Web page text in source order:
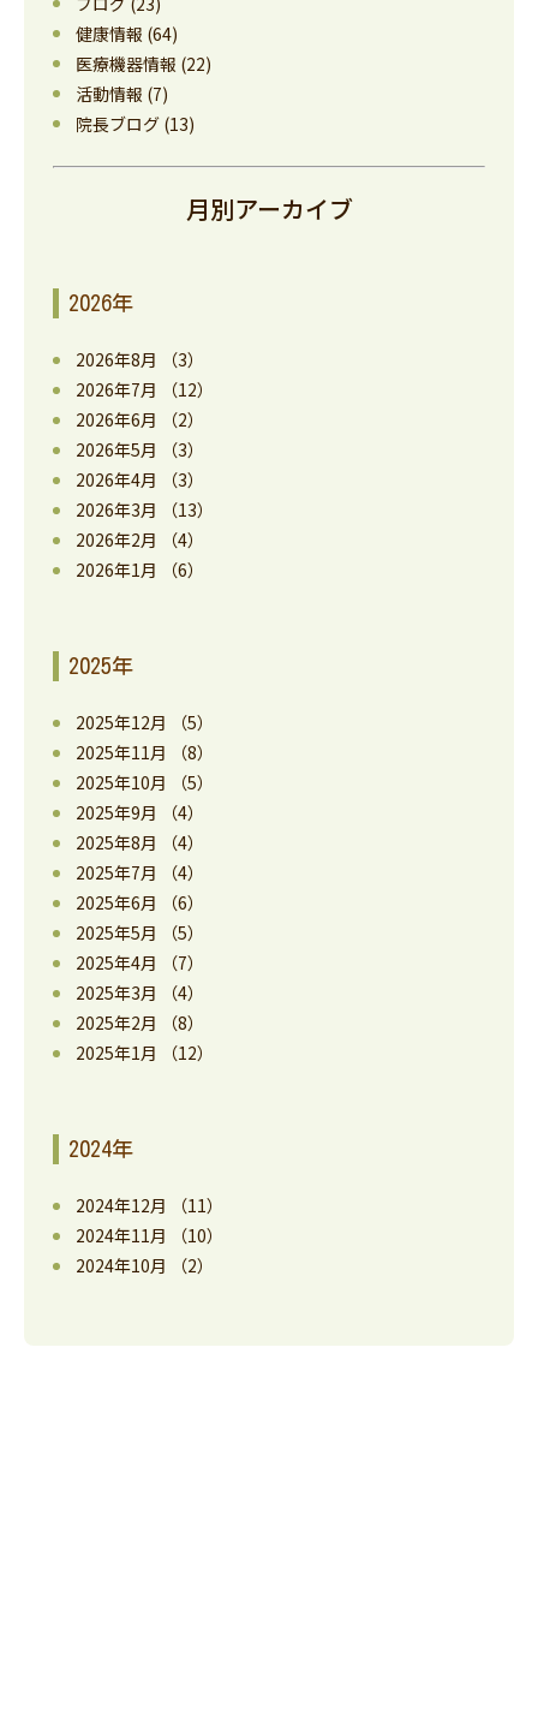
健康情報 (64)
医療機器情報 (22)
活動情報 (7)
院長ブログ(13)
月別アーカイブ
2026年
2026年8月
（3）
2026年7月
（12）
2026年6月
（2）
2026年5月
（3）
2026年4月
（3）
2026年3月
（13）
2026年2月
（4）
2026年1月
（6）
2025年
2025年12月
（5）
2025年11月
（8）
2025年10月
（5）
2025年9月
（4）
2025年8月
（4）
2025年7月
（4）
2025年6月
（6）
2025年5月
（5）
2025年4月
（7）
2025年3月
（4）
2025年2月
（8）
2025年1月
（12）
2024年
2024年12月
（11）
2024年11月
（10）
2024年10月
（2）